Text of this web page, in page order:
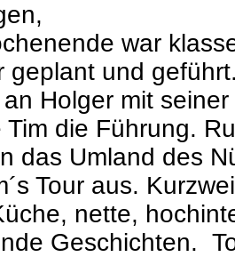
war
geplant und
Holger mit
Tim die Führung.
das Umland des
Tour aus.
nette,
Geschichten.